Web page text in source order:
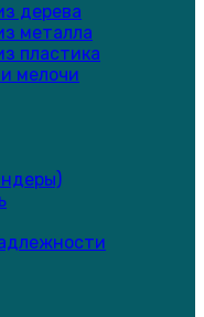
дерева
металла
пластика
мелочи